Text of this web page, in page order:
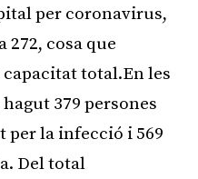
per coronavirus,
272, cosa que
capacitat total.En les
379 persones
per la infecció i 569
Del total